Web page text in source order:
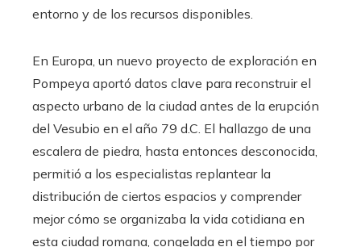
entorno y de los recursos disponibles.
En Europa, un nuevo proyecto de exploración en
Pompeya aportó datos clave para reconstruir el
aspecto urbano de la ciudad antes de la erupción
del Vesubio en el año 79 d.C. El hallazgo de una
escalera de piedra, hasta entonces desconocida,
permitió a los especialistas replantear la
distribución de ciertos espacios y comprender
mejor cómo se organizaba la vida cotidiana en
esta ciudad romana, congelada en el tiempo por